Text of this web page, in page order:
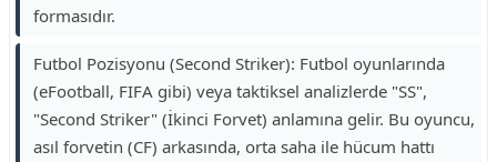
formasıdır.
Futbol Pozisyonu (Second Striker): Futbol oyunlarında
(eFootball, FIFA gibi) veya taktiksel analizlerde "SS",
"Second Striker" (İkinci Forvet) anlamına gelir. Bu oyuncu,
asıl forvetin (CF) arkasında, orta saha ile hücum hattı